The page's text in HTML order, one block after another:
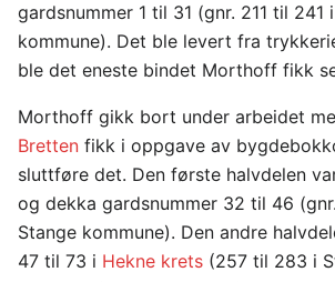
gardsnummer 1 til 31 (gnr. 211 til 241
kommune). Det ble levert fra
ble det eneste bindet Morthoff fikk
Morthoff gikk bort under arbeidet
Bretten fikk i oppgave av
sluttføre det. Den første halvdelen
og dekka gardsnummer 32 til 46
Stange kommune). Den andre
47 til 73 i Hekne krets (257 til 283 i